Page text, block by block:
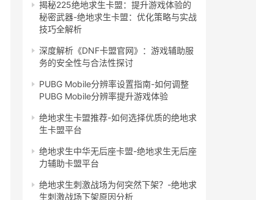
揭秘225绝地求生卡盟：提升游戏体验的
秘密武器-绝地求生卡盟：优化策略与实战
技巧全解析
深度解析《DNF卡盟官网》：游戏辅助服
务的安全性与合法性探讨
PUBG Mobile分辨率设置指南-如何调整
PUBG Mobile分辨率提升游戏体验
绝地求生卡盟推荐-如何选择优质的绝地求
生卡盟平台
绝地求生中华无后座卡盟-绝地求生无后座
力辅助卡盟平台
绝地求生刺激战场为何突然下架？-绝地求
生刺激战场下架原因分析